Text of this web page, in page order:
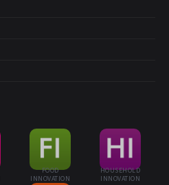
FOOD
INNOVATION
HOUSEHOLD
INNOVATION